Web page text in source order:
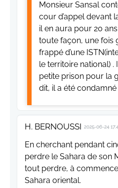
Monsieur Sansal
cour d’appel devant
il en aura pour 20
toute façon, une fois
frappé d’une
le territoire national) .
petite prison pour la
dit, il a été condamné
H. BERNOUSSI 2025-06-24
En cherchant pendant
perdre le Sahara de son
tout perdre, à
Sahara oriental.